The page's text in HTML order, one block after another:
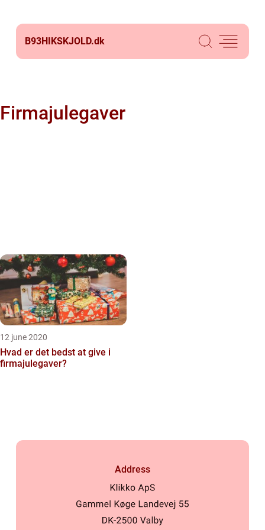
B93HIKSKJOLD.dk
Firmajulegaver
12 june 2020
Hvad er det bedst at give i
firmajulegaver?
Address